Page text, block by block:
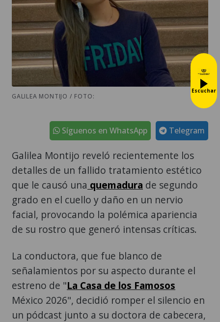
GALILEA MONTIJO / FOTO:
Telegram
Síguenos en WhatsApp
Galilea Montijo reveló recientemente los
detalles de un fallido tratamiento estético
que le causó una quemadura de segundo
grado en el cuello y daño en un nervio
facial, provocando la polémica apariencia
de su rostro que generó intensas críticas.
La conductora, que fue blanco de
señalamientos por su aspecto durante el
estreno de "La Casa de los Famosos
México 2026", decidió romper el silencio en
un pódcast junto a su doctora de cabecera,
Escuchar